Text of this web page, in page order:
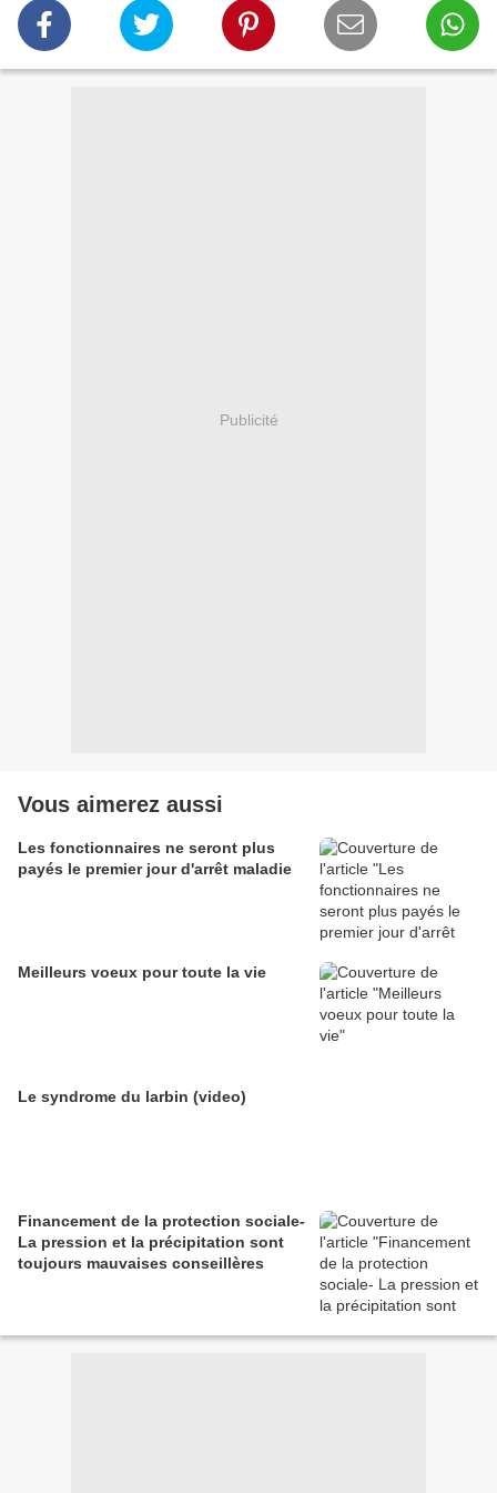
Publicité
Vous aimerez aussi
Les fonctionnaires ne seront plus
payés le premier jour d'arrêt maladie
Meilleurs voeux pour toute la vie
Le syndrome du larbin (video)
Financement de la protection sociale-
La pression et la précipitation sont
toujours mauvaises conseillères